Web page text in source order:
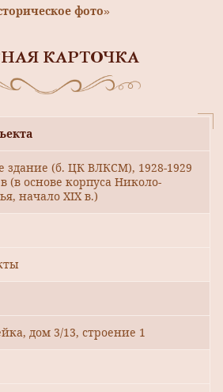
фото»
КАРТОЧКА
здание (б. ЦК ВЛКСМ), 1928-1929
(в основе корпуса Николо-
начало XIX в.)
дом 3/13, строение 1